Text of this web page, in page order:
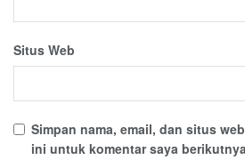
Situs Web
Simpan nama, email, dan situs
ini untuk komentar saya